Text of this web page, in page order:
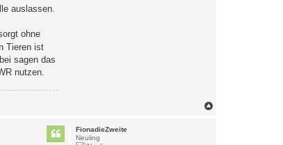
auslassen.
ohne
Tieren ist
sagen das
nutzen.
FionadieZweite
Neuling